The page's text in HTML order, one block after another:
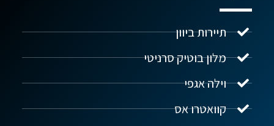
תיירות ביוון
מלון בוטיק סרניטי
וילה אגפי
קוואטרו אס
נדל"ן ביוון G.R.E